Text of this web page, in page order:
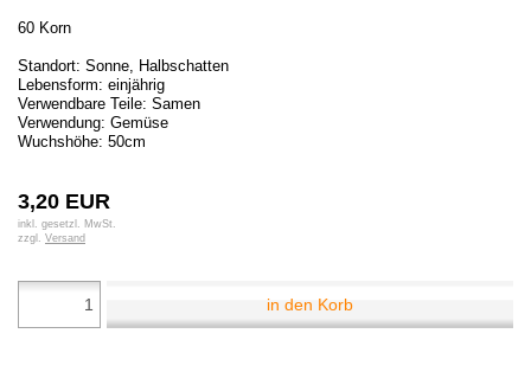
60 Korn
Standort: Sonne, Halbschatten
Lebensform: einjährig
Verwendbare Teile: Samen
Verwendung: Gemüse
Wuchshöhe: 50cm
3,20 EUR
inkl. gesetzl. MwSt.
zzgl. Versand
in den Korb